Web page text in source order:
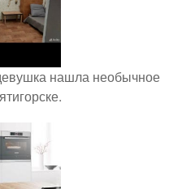
нашла необычное